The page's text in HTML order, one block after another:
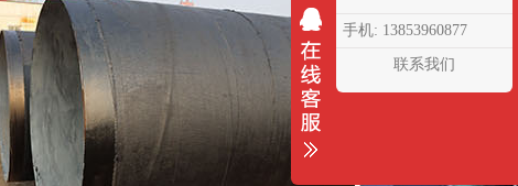
手机: 13853960877
联系我们